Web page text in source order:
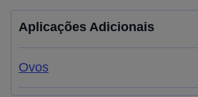
Aplicações Adicionais
Ovos